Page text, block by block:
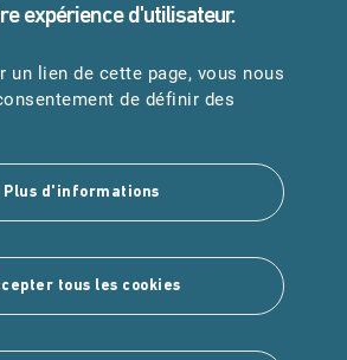
15
: 18
Suivez-nous
expérience d'utilisateur.
un lien de cette page, vous nous
de définir des
Plus d'informations
tous les cookies